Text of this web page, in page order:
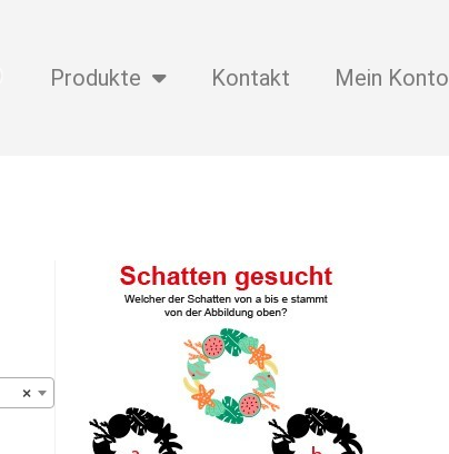
Produkte Kontakt Mein Konto
×